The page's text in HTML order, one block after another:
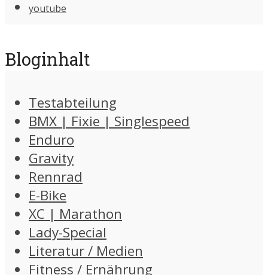
youtube
Bloginhalt
Testabteilung
BMX | Fixie | Singlespeed
Enduro
Gravity
Rennrad
E-Bike
XC | Marathon
Lady-Special
Literatur / Medien
Fitness / Ernährung